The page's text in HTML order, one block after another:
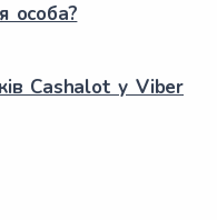
особа?
Cashalot у Viber